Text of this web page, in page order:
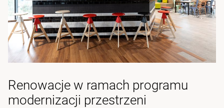
Renowacje w ramach programu
modernizacji przestrzeni